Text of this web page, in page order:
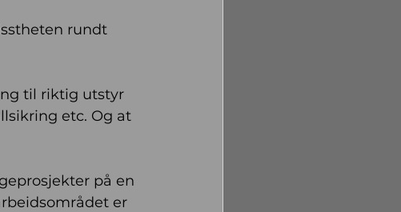
rundt
til riktig utstyr
etc. Og at
på en
er